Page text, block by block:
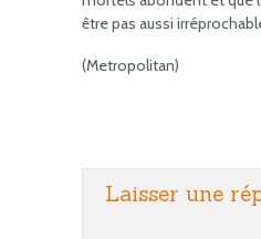
être pas aussi
(Metropolitan)
Laisser une